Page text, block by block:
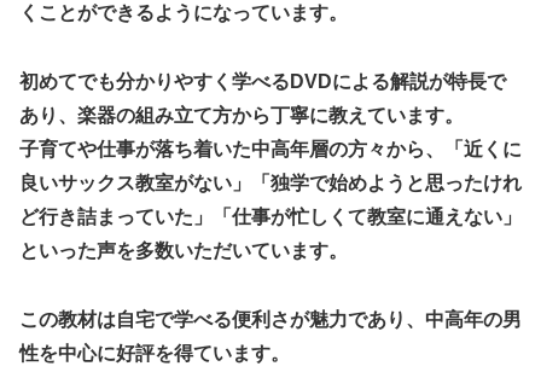
くことができるようになっています。
初めてでも分かりやすく学べるDVDによる解説が特長で
あり、楽器の組み立て方から丁寧に教えています。
子育てや仕事が落ち着いた中高年層の方々から、「近くに
良いサックス教室がない」「独学で始めようと思ったけれ
ど行き詰まっていた」「仕事が忙しくて教室に通えない」
といった声を多数いただいています。
この教材は自宅で学べる便利さが魅力であり、中高年の男
性を中心に好評を得ています。